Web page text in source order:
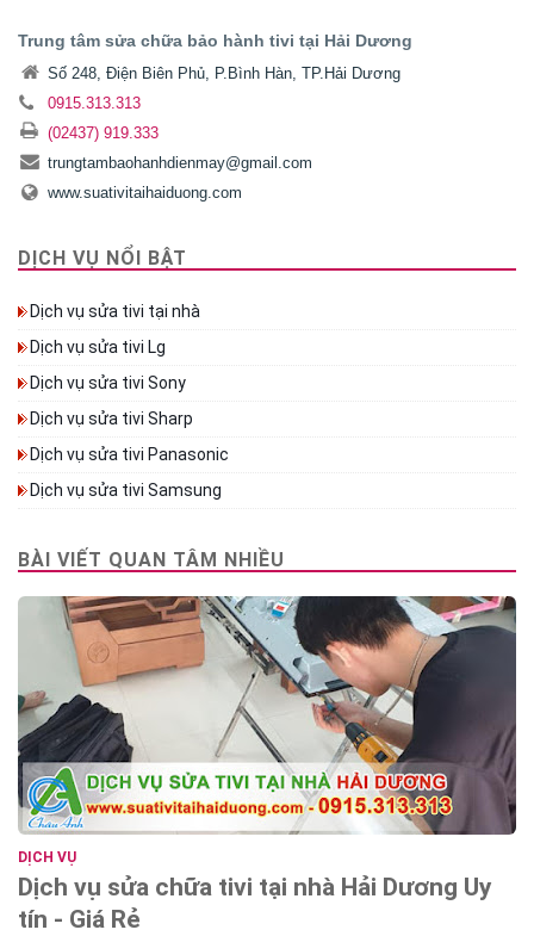
Trung tâm sửa chữa bảo hành tivi tại Hải Dương
Số 248, Điện Biên Phủ, P.Bình Hàn, TP.Hải Dương
0915.313.313
(02437) 919.333
trungtambaohanhdienmay@gmail.com
www.suativitaihaiduong.com
DỊCH VỤ NỔI BẬT
Dịch vụ sửa tivi tại nhà
Dịch vụ sửa tivi Lg
Dịch vụ sửa tivi Sony
Dịch vụ sửa tivi Sharp
Dịch vụ sửa tivi Panasonic
Dịch vụ sửa tivi Samsung
BÀI VIẾT QUAN TÂM NHIỀU
DỊCH VỤ
Dịch vụ sửa chữa tivi tại nhà Hải Dương Uy
tín - Giá Rẻ